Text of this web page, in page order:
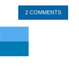
2 COMMENTS